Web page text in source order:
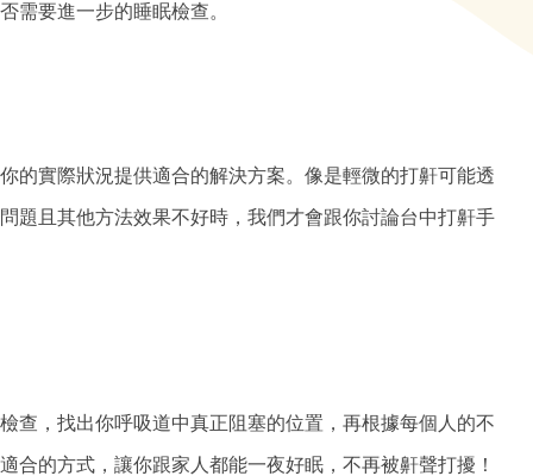
需要進一步的睡眠檢查。
的實際狀況提供適合的解決方案。像是輕微的打鼾可能透
題且其他方法效果不好時，我們才會跟你討論台中打鼾手
查，找出你呼吸道中真正阻塞的位置，再根據每個人的不
的方式，讓你跟家人都能一夜好眠，不再被鼾聲打擾！